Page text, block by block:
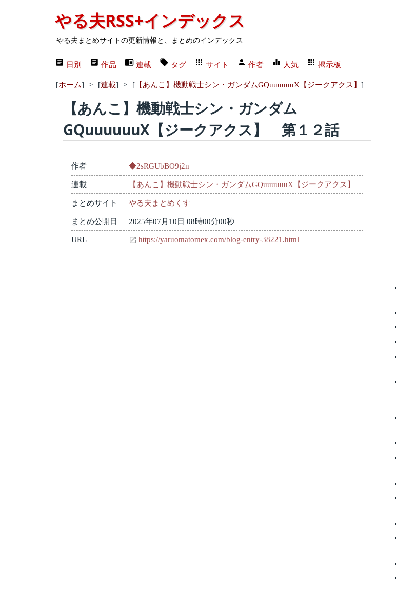
やる夫RSS+インデックス
やる夫まとめサイトの更新情報と、まとめのインデックス
日別 作品 連載 タグ サイト 作者 人気 掲示板
[ホーム] > [連載] > [【あんこ】機動戦士シン・ガンダムGQuuuuuuX【ジークアクス】 ]
【あんこ】機動戦士シン・ガンダム
GQuuuuuuX【ジークアクス】 第１２話
作者 ◆2sRGUbBO9j2n
連載 【あんこ】機動戦士シン・ガンダムGQuuuuuuX【ジークアクス】
まとめサイト やる夫まとめくす
まとめ公開日 2025年07月10日 08時00分00秒
URL https://yaruomatomex.com/blog-entry-38221.html